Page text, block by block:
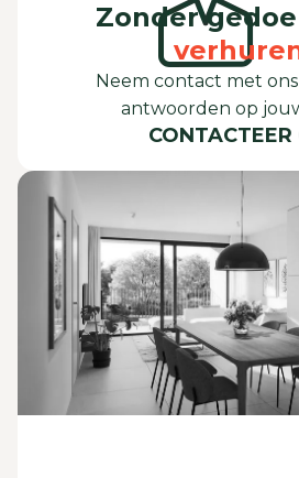
Zonder gedoe
Neem contact met
antwoorden op
CONTACTEER